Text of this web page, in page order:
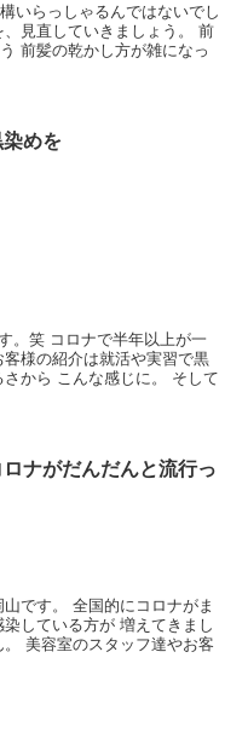
いらっしゃるんではないでし
見直していきましょう。 前
前髪の乾かし方が雑になっ
めを
。笑 コロナで半年以上が一
様の紹介は就活や実習で黒
から こんな感じに。 そして
ロナがだんだんと流行っ
です。 全国的にコロナがま
している方が 増えてきまし
美容室のスタッフ達やお客